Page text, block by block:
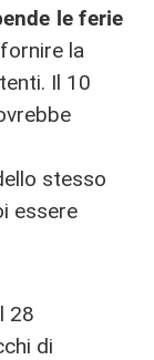
le ferie
la
Il 10
stesso
essere
28
di